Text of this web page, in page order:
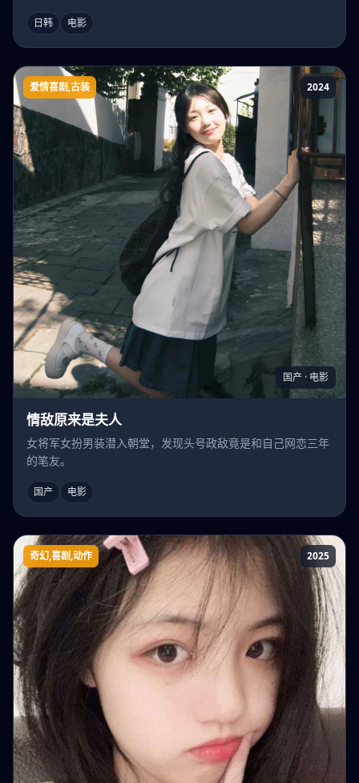
日韩 电影
情敌原来是夫人
爱情喜剧,古装 2024
国产 · 电影
情敌原来是夫人
女将军女扮男装潜入朝堂，发现头号政敌竟是和自己网恋三年
的笔友。
国产 电影
我是元婴期！四个姐姐瞧不起我
奇幻,喜剧,动作 2025